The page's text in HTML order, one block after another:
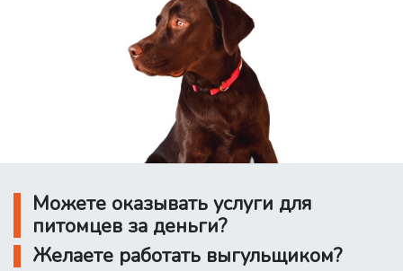
Можете оказывать услуги для
питомцев за деньги?
Желаете работать выгульщиком?